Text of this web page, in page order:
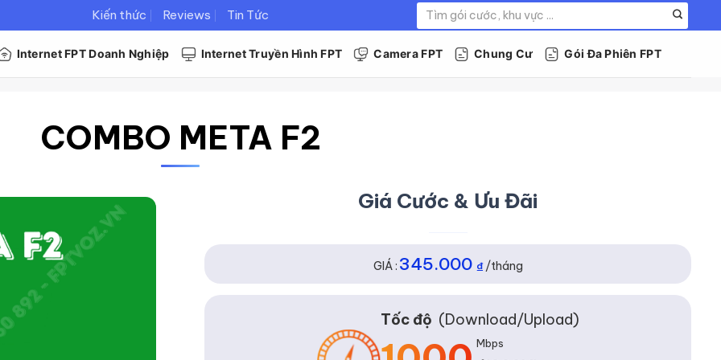
Kiến thức Reviews Tin Tức
kiếm:
Internet FPT Doanh Nghiệp Internet Truyền Hình FPT Camera FPT Chung Cư Gói Đa Phiên FPT
COMBO META F2
Giá Cước & Ưu Đãi
GIÁ : 345.000 ₫/tháng
Tốc độ (Download/Upload)
Mbps